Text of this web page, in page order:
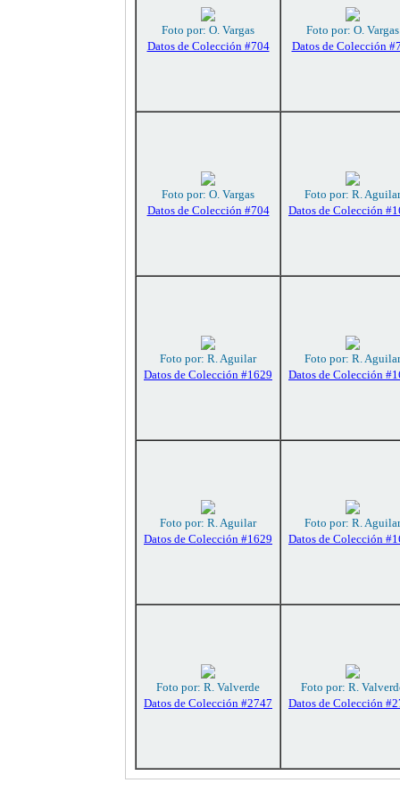
Foto por: O. Vargas
Datos de Colección #704
Foto por: O. Vargas
Datos de Colección
Foto por: O. Vargas
Datos de Colección #704
Foto por: R. Aguilar
Datos de Colección
Foto por: R. Aguilar
Datos de Colección #1629
Foto por: R. Aguilar
Datos de Colección
Foto por: R. Aguilar
Datos de Colección #1629
Foto por: R. Aguilar
Datos de Colección
Foto por: R. Valverde
Datos de Colección #2747
Foto por: R.
Datos de Colección